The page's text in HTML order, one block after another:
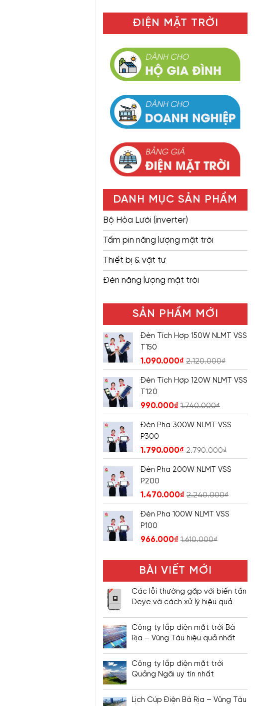
ĐIỆN MẶT TRỜI
DANH MỤC SẢN PHẨM
Bộ Hòa Lưới (inverter)
Tấm pin năng lượng mặt trời
Thiết bị & vật tư
Đèn năng lượng mặt trời
SẢN PHẨM MỚI
Đèn Tích Hợp 150W NLMT VSS
T150
1.090.000₫ 2.120.000₫
Đèn Tích Hợp 120W NLMT VSS
T120
990.000₫ 1.740.000₫
Đèn Pha 300W NLMT VSS
P300
1.790.000₫ 2.790.000₫
Đèn Pha 200W NLMT VSS
P200
1.470.000₫ 2.240.000₫
Đèn Pha 100W NLMT VSS
P100
966.000₫ 1.610.000₫
BÀI VIẾT MỚI
Các lỗi thường gặp với biến tần
Deye và cách xử lý hiệu quả
Công ty lắp điện mặt trời Bà
Rịa – Vũng Tàu hiệu quả nhất
Công ty lắp điện mặt trời
Quảng Ngãi uy tín nhất
Lịch Cúp Điện Bà Rịa – Vũng Tàu